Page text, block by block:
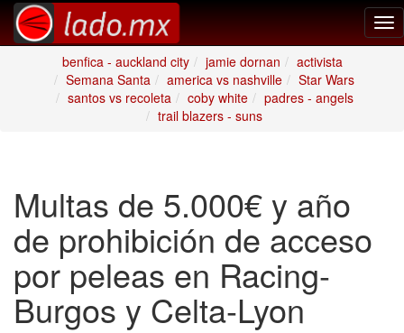
benfica - auckland city
jamie dornan
activista
Semana Santa
america vs nashville
Star Wars
santos vs recoleta
coby white
padres - angels
trail blazers - suns
Multas de 5.000€ y año
de prohibición de acceso
por peleas en Racing-
Burgos y Celta-Lyon